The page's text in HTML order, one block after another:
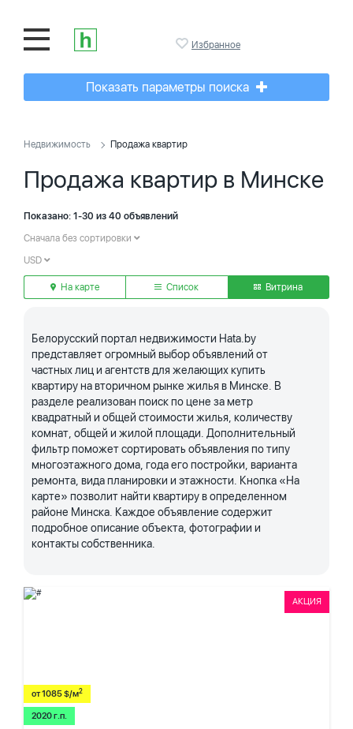
Избранное
Показать параметры поиска
Недвижимость Продажа квартир
Продажа квартир в Минске
Показано: 1-30 из 40 объявлений
Сначала без сортировки
USD
На карте Список Витрина
Белорусский портал недвижимости Hata.by
представляет огромный выбор объявлений от
частных лиц и агентств для желающих купить
квартиру на вторичном рынке жилья в Минске. В
разделе реализован поиск по цене за метр
квадратный и общей стоимости жилья, количеству
комнат, общей и жилой площади. Дополнительный
фильтр поможет сортировать объявления по типу
многоэтажного дома, года его постройки, варианта
ремонта, вида планировки и этажности. Кнопка «На
карте» позволит найти квартиру в определенном
районе Минска. Каждое объявление содержит
подробное описание объекта, фотографии и
контакты собственника.
АКЦИЯ
от 1085 $/м2
2020 г.п.